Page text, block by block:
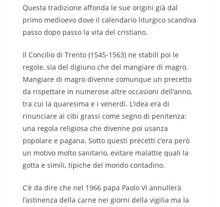
Questa tradizione affonda le sue origini già dal
primo medioevo dove il calendario liturgico scandiva
passo dopo passo la vita del cristiano.
Il Concilio di Trento (1545-1563) ne stabilí poi le
regole, sia del digiuno che del mangiare di magro.
Mangiare di magro divenne comunque un precetto
da rispettare in numerose altre occasioni dell’anno,
tra cui la quaresima e i venerdì. L’idea era di
rinunciare ai cibi grassi come segno di penitenza:
una regola religiosa che divenne poi usanza
popolare e pagana. Sotto questi precetti c’era però
un motivo molto sanitario, evitare malattie quali la
gotta e simili, tipiche del mondo contadino.
C’è da dire che nel 1966 papa Paolo VI annullerà
l’astinenza della carne nei giorni della vigilia ma la